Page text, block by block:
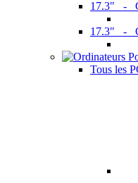
17.3" -
17.3" -
Tous les